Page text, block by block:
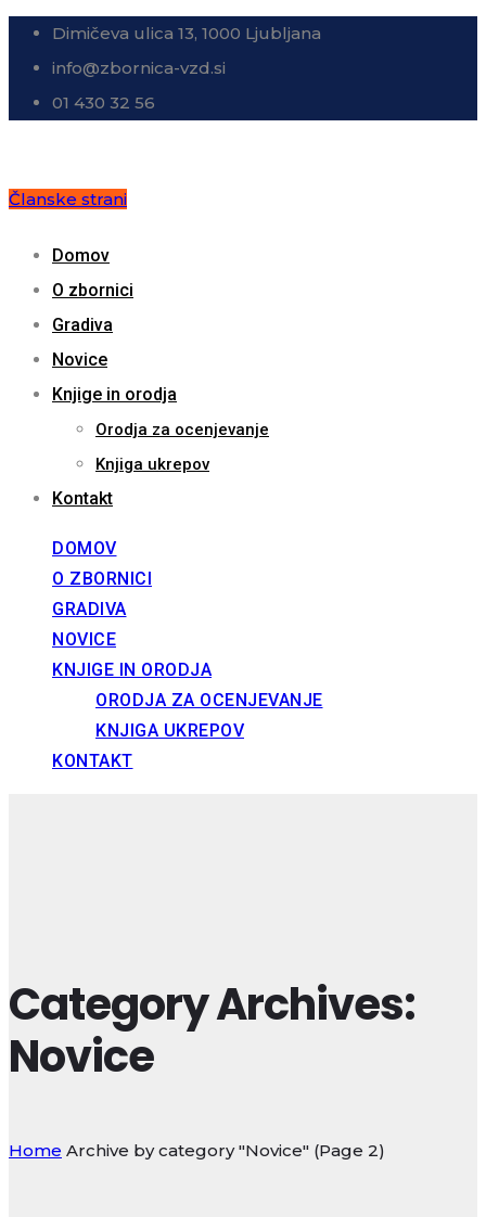
Dimičeva ulica 13, 1000 Ljubljana
info@zbornica-vzd.si
01 430 32 56
Članske strani
Domov
O zbornici
Gradiva
Novice
Knjige in orodja
Orodja za ocenjevanje
Knjiga ukrepov
Kontakt
DOMOV
O ZBORNICI
GRADIVA
NOVICE
KNJIGE IN ORODJA
ORODJA ZA OCENJEVANJE
KNJIGA UKREPOV
KONTAKT
Category Archives:
Novice
Home Archive by category "Novice" (Page 2)